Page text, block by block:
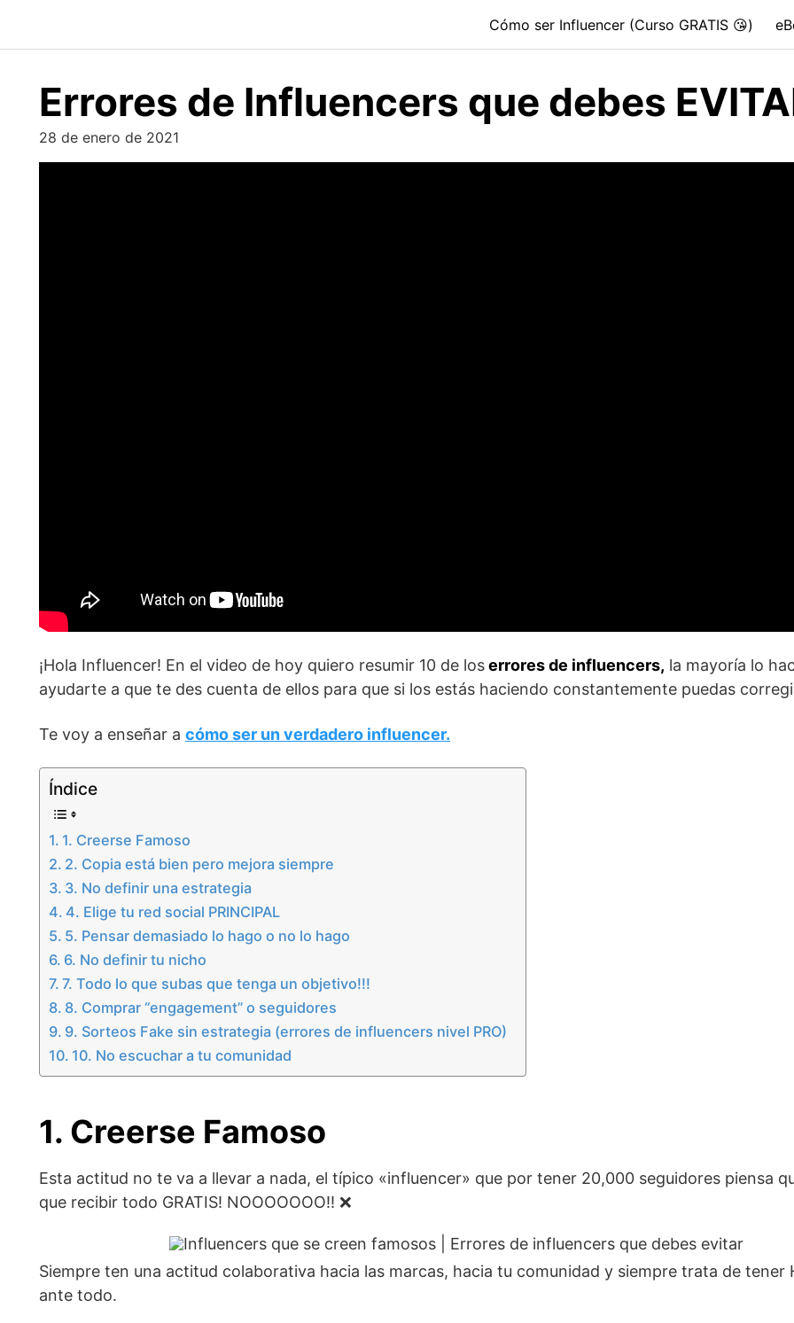
contenido
Cómo ser Influencer (Curso GRATIS 😘)
Errores de Influencers que debes
28 de enero de 2021
¡Hola Influencer! En el video de hoy quiero resumir 10 de loserrores de influencers, la mayoría lo
ayudarte a que te des cuenta de ellos para que si los estás haciendo constantemente puedas
Te voy a enseñar a cómo ser un verdadero influencer.
Índice
1. Creerse Famoso
2. Copia está bien pero mejora siempre
3. No definir una estrategia
4. Elige tu red social PRINCIPAL
5. Pensar demasiado lo hago o no lo hago
6. No definir tu nicho
7. Todo lo que subas que tenga un objetivo!!!
8. Comprar “engagement” o seguidores
9. Sorteos Fake sin estrategia (errores de influencers nivel PRO)
10. No escuchar a tu comunidad
1. Creerse Famoso
Esta actitud no te va a llevar a nada, el típico «influencer» que por tener 20,000 seguidores piensa
que recibir todo GRATIS! NOOOOOOO!! ❌
Siempre ten una actitud colaborativa hacia las marcas, hacia tu comunidad y siempre trata de tener
ante todo.